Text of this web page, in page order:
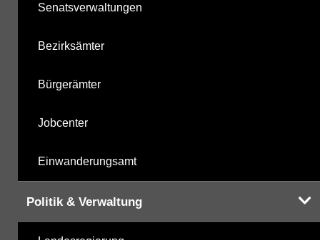
Senatsverwaltungen
Bezirksämter
Bürgerämter
Jobcenter
Einwanderungsamt
Politik & Verwaltung